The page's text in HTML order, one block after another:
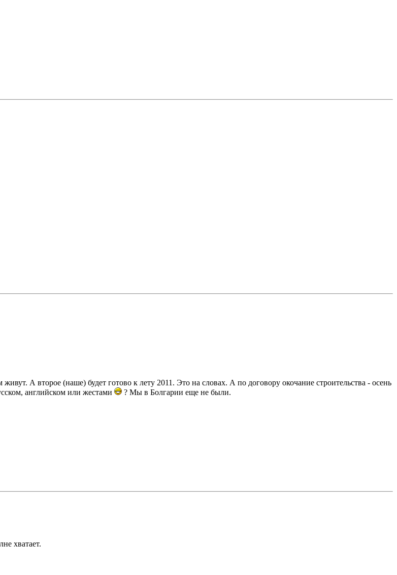
А второе (наше) будет готово к лету 2011. Это на словах. А по договору окочание строительства - осень
английском или жестами
? Мы в Болгарии еще не были.
хватает.